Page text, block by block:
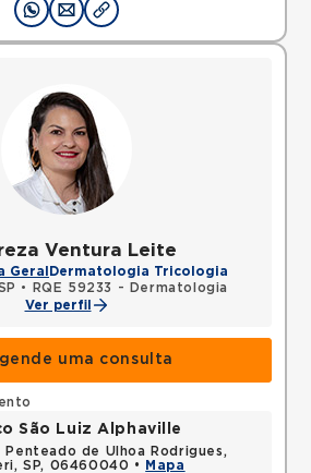
Ventura Leite
Geral Dermatologia Tricologia
•
RQE 59233 - Dermatologia
Ver perfil
uma consulta
São Luiz Alphaville
Penteado de Ulhoa Rodrigues,
SP, 06460040 •
Mapa